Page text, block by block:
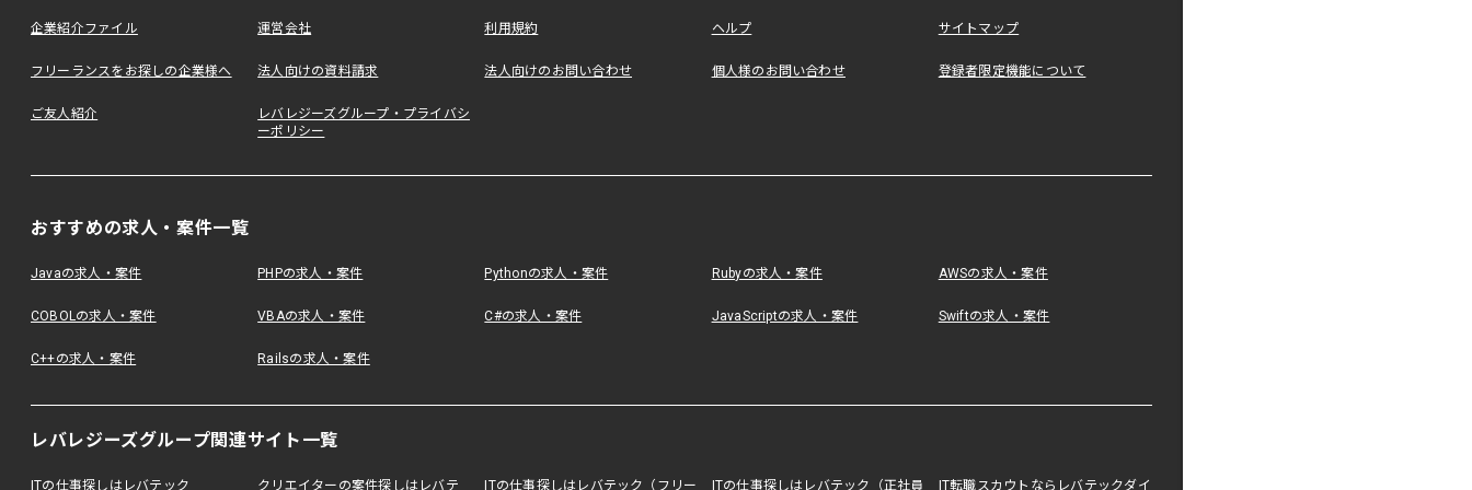
企業紹介ファイル 運営会社 利用規約 ヘルプ サイトマップ
フリーランスをお探しの企業様へ 法人向けの資料請求 法人向けのお問い合わせ 個人様のお問い合わせ 登録者限定機能について
ご友人紹介
レバレジーズグループ・プライバシ
ーポリシー
おすすめの求人・案件一覧
Javaの求人・案件 PHPの求人・案件 Pythonの求人・案件 Rubyの求人・案件 AWSの求人・案件
COBOLの求人・案件 VBAの求人・案件 C#の求人・案件 JavaScriptの求人・案件 Swiftの求人・案件
C++の求人・案件 Railsの求人・案件
レバレジーズグループ関連サイト一覧
ITの仕事探しはレバテック クリエイターの案件探しはレバテ ITの仕事探しはレバテック（フリー ITの仕事探しはレバテック（正社員 IT転職スカウトならレバテックダイ